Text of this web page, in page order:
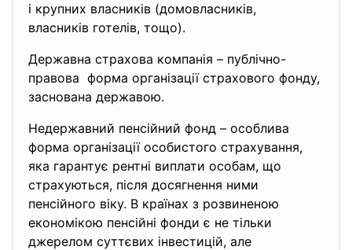
і крупних власників (домовласників,
власників готелів, тощо).
Державна страхова компанія – публічно-
правова форма організації страхового фонду,
заснована державою.
Недержавний пенсійний фонд – особлива
форма організації особистого страхування,
яка гарантує рентні виплати особам, що
страхуються, після досягнення ними
пенсійного віку. В країнах з розвиненою
економікою пенсійні фонди є не тільки
джерелом суттєвих інвестицій, але